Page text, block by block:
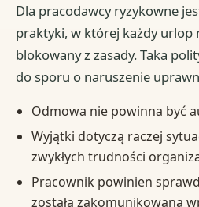
Dla pracodawcy ryzykowne
praktyki, w której każdy urlop
blokowany z zasady. Taka
do sporu o naruszenie
Odmowa nie powinna być
Wyjątki dotyczą raczej
zwykłych trudności
Pracownik powinien
została zakomunikowana